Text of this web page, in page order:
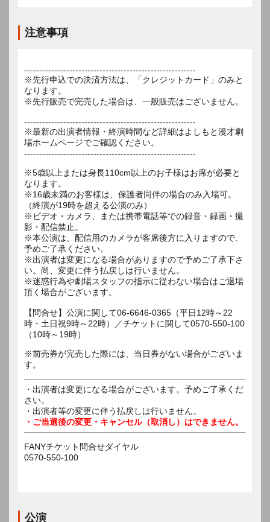
注意事項
---------------------------------------------------------
※先行申込での決済方法は、「クレジットカード」のみと
なります。
※先行販売で完売した場合は、一般販売はございません。
---------------------------------------------------------
※最新の出演者情報・終演時間など詳細はよしもと漫才劇
場ホームページでご確認ください。
---------------------------------------------------------
※5歳以上または身長110cm以上のお子様はお席が必要と
なります。
※16歳未満のお客様は、保護者同伴の場合のみ入場可。
（終演が19時を超える公演のみ）
※ビデオ・カメラ、または携帯電話等での録音・録画・撮
影・配信禁止。
※本公演は、配信用のカメラが客席後方に入りますので、
予めご了承ください。
※出演者は変更になる場合がありますので予めご了承下さ
い。尚、変更に伴う払戻しは行いません。
※迷惑行為や劇場スタッフの指示に従わない場合はご退場
頂く場合がございます。
【問合せ】公演に関して06-6646-0365（平日12時～22
時・土日祝9時～22時）／チケットに関して0570-550-100
※前売券が完売した際には、当日券がない場合がございま
す。
・出演者は変更になる場合がございます。予めご了承くだ
さい。
・出演者等の変更に伴う払戻しは行いません。
・ご当選後の変更・キャンセル（取消し）はできません。
FANYチケット問合せダイヤル
0570-550-100
公演